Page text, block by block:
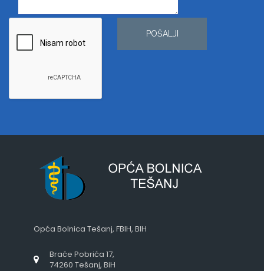
POŠALJI
Opća Bolnica Tešanj, FBIH, BIH
Braće Pobrića 17,
74260 Tešanj, BiH